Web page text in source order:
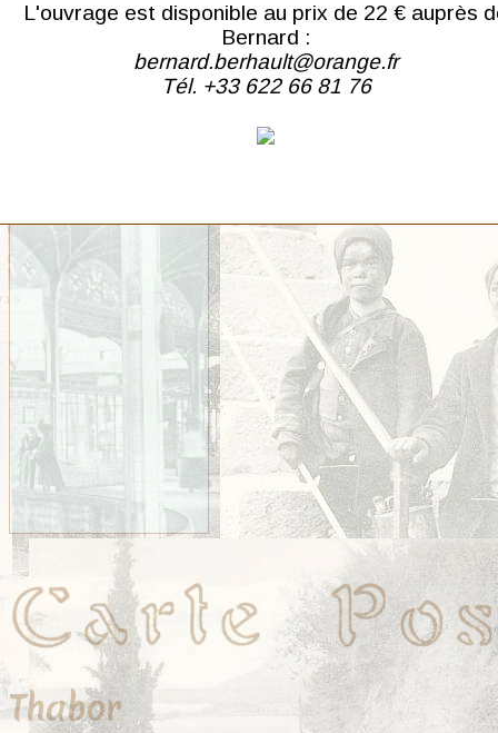
Églises
Thabor
L'ouvrage est disponible au prix de 22 € auprès
Bernard :
bernard.berhault@orange.fr
Tél. +33 622 66 81 76